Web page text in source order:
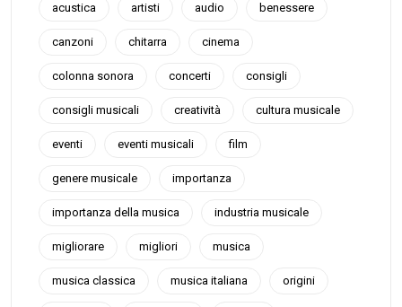
acustica artisti audio benessere
canzoni chitarra cinema
colonna sonora concerti consigli
consigli musicali creatività cultura musicale
eventi eventi musicali film
genere musicale importanza
importanza della musica industria musicale
migliorare migliori musica
musica classica musica italiana origini